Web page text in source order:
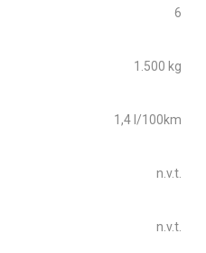
6
1.500 kg
1,4 l/100km
n.v.t.
n.v.t.